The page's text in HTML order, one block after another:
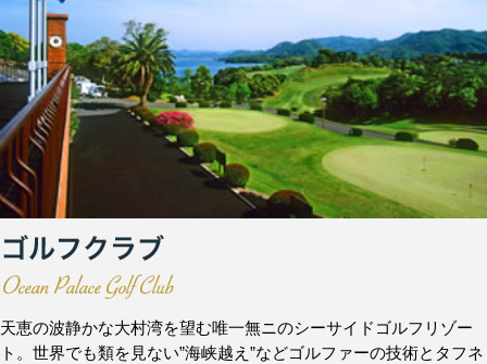
天恵の波静かな大村湾を望む唯一無ニのシーサイドゴルフリゾー
ト。世界でも類を見ない”海峡越え”などゴルファーの技術とタフネ